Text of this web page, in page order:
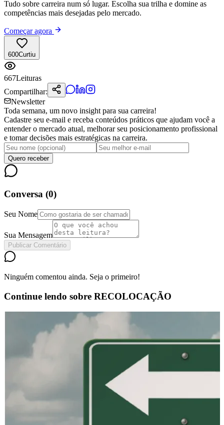
Tudo sobre carreira num só lugar. Escolha sua trilha e domine as
competências mais desejadas pelo mercado.
Começar agora
600Curtiu
667Leituras
Compartilhar:
Newsletter
Toda semana, um novo insight para sua carreira!
Cadastre seu e-mail e receba conteúdos práticos que ajudam você a
entender o mercado atual, melhorar seu posicionamento profissional
e tomar decisões mais estratégicas na carreira.
Quero receber
Conversa (0)
Seu Nome
Sua Mensagem
Publicar Comentário
Ninguém comentou ainda. Seja o primeiro!
Continue lendo sobre RECOLOCAÇÃO